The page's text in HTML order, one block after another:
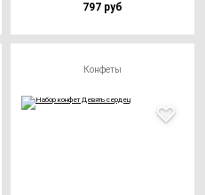
797 руб
Конфеты